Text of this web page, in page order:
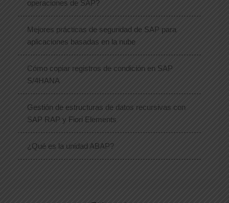
operaciones de SAP?
Mejores prácticas de seguridad de SAP para
aplicaciones basadas en la nube
Cómo copiar registros de condición en SAP
S/4HANA
Gestión de estructuras de datos recursivas con
SAP RAP y Fiori Elements
¿Qué es la unidad ABAP?